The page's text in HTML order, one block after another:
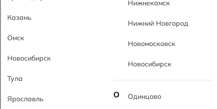
Казань
Омск
Новосибирск
Тула
Ярославль
Нижнекамск
Нижний Новгород
Новомосковск
Новосибирск
О Одинцово